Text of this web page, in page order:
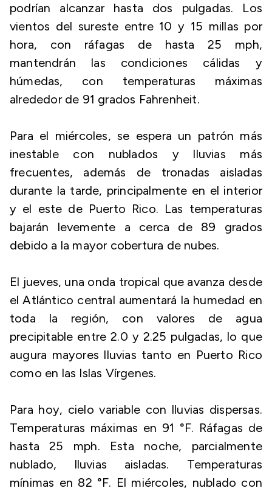
podrían alcanzar hasta dos pulgadas. Los
vientos del sureste entre 10 y 15 millas por
hora, con ráfagas de hasta 25 mph,
mantendrán las condiciones cálidas y
húmedas, con temperaturas máximas
alrededor de 91 grados Fahrenheit.
Para el miércoles, se espera un patrón más
inestable con nublados y lluvias más
frecuentes, además de tronadas aisladas
durante la tarde, principalmente en el interior
y el este de Puerto Rico. Las temperaturas
bajarán levemente a cerca de 89 grados
debido a la mayor cobertura de nubes.
El jueves, una onda tropical que avanza desde
el Atlántico central aumentará la humedad en
toda la región, con valores de agua
precipitable entre 2.0 y 2.25 pulgadas, lo que
augura mayores lluvias tanto en Puerto Rico
como en las Islas Vírgenes.
Para hoy, cielo variable con lluvias dispersas.
Temperaturas máximas en 91 °F. Ráfagas de
hasta 25 mph. Esta noche, parcialmente
nublado, lluvias aisladas. Temperaturas
mínimas en 82 °F. El miércoles, nublado con